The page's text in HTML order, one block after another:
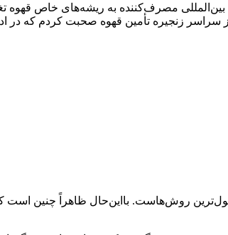
بین‌المللی مصرف‌کننده به ریشه‌های خاص
زنجیره تأمین قهوه صحبت کردم که در